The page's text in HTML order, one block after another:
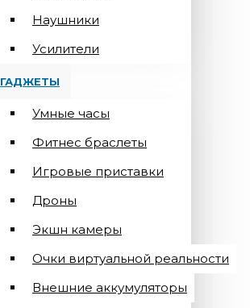
Наушники
Усилители
ГАДЖЕТЫ
Умные часы
Фитнес браслеты
Игровые приставки
Дроны
Экшн камеры
Очки виртуальной реальности
Внешние аккумуляторы